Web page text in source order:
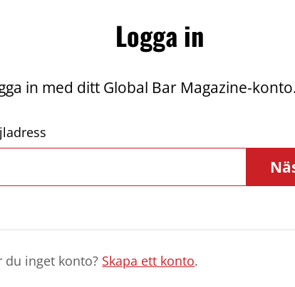
Logga in
in med ditt Global Bar Magazine-konto.
du inget konto? Skapa ett konto.